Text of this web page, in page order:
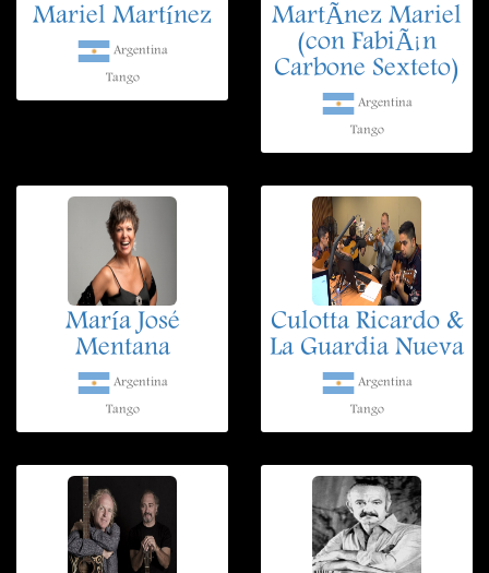
Mariel Martínez
Argentina
Tango
MartÃ­nez Mariel
(con FabiÃ¡n
Carbone Sexteto)
Argentina
Tango
María José
Mentana
Argentina
Tango
Culotta Ricardo &
La Guardia Nueva
Argentina
Tango